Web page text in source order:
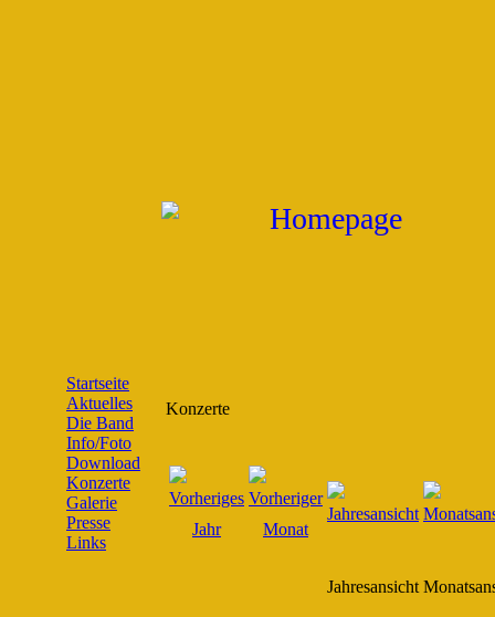
Startseite
Aktuelles
Die Band
Info/Foto
Download
Konzerte
Galerie
Presse
Links
Konzerte
Jahresansicht